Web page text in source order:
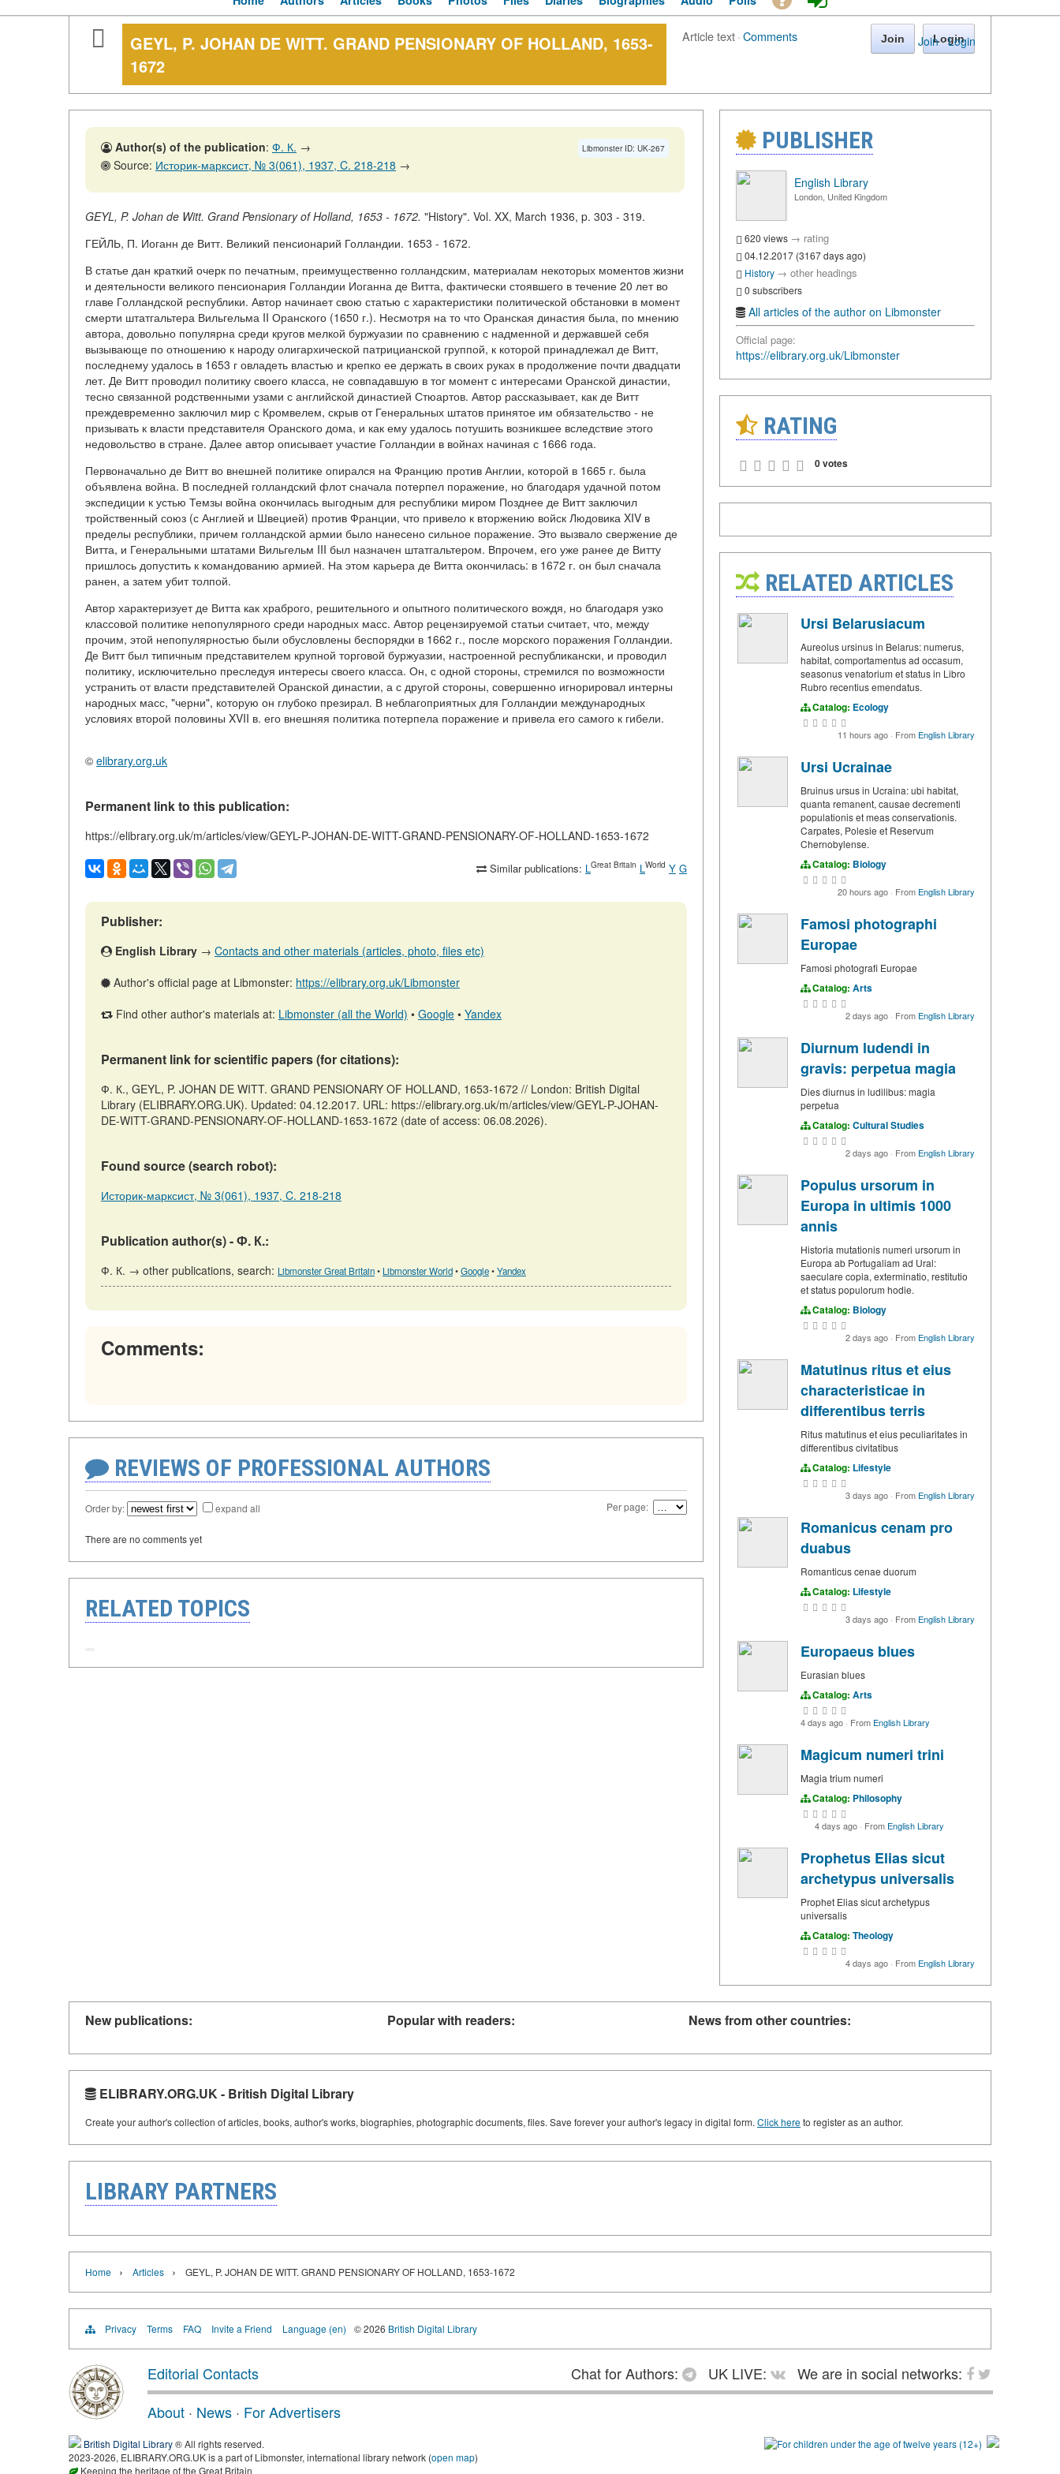
Join · Login
GEYL, P. JOHAN DE WITT. GRAND PENSIONARY OF HOLLAND, 1653-
1672
Article text·Comments Join Login
Libmonster ID: UK-267
Author(s) of the publication: Ф. К. →
Source: Историк-марксист, № 3(061), 1937, C. 218-218 →
GEYL, P. Johan de Witt. Grand Pensionary of Holland, 1653 - 1672. "History". Vol. XX, March 1936, p. 303 - 319.
ГЕЙЛЬ, П. Иоганн де Витт. Великий пенсионарий Голландии. 1653 - 1672.
В статье дан краткий очерк по печатным, преимущественно голландским, материалам некоторых моментов жизни
и деятельности великого пенсионария Голландии Иоганна де Витта, фактически стоявшего в течение 20 лет во
главе Голландской республики. Автор начинает свою статью с характеристики политической обстановки в момент
смерти штатгальтера Вильгельма II Оранского (1650 г.). Несмотря на то что Оранская династия была, по мнению
автора, довольно популярна среди кругов мелкой буржуазии по сравнению с надменной и державшей себя
вызывающе по отношению к народу олигархической патрицианской группой, к которой принадлежал де Витт,
последнему удалось в 1653 г овладеть властью и крепко ее держать в своих руках в продолжение почти двадцати
лет. Де Витт проводил политику своего класса, не совпадавшую в тог момент с интересами Оранской династии,
тесно связанной родственными узами с английской династией Стюартов. Автор рассказывает, как де Витт
преждевременно заключил мир с Кромвелем, скрыв от Генеральных штатов принятое им обязательство - не
призывать к власти представителя Оранского дома, и как ему удалось потушить возникшее вследствие этого
недовольство в стране. Далее автор описывает участие Голландии в войнах начиная с 1666 года.
Первоначально де Витт во внешней политике опирался на Францию против Англии, которой в 1665 г. была
объявлена война. В последней голландский флот сначала потерпел поражение, но благодаря удачной потом
экспедиции к устью Темзы война окончилась выгодным для республики миром Позднее де Витт заключил
тройственный союз (с Англией и Швецией) против Франции, что привело к вторжению войск Людовика XIV в
пределы республики, причем голландской армии было нанесено сильное поражение. Это вызвало свержение де
Витта, и Генеральными штатами Вильгельм III был назначен штатгальтером. Впрочем, его уже ранее де Витту
пришлось допустить к командованию армией. На этом карьера де Витта окончилась: в 1672 г. он был сначала
ранен, а затем убит толпой.
Автор характеризует де Витта как храброго, решительного и опытного политического вождя, но благодаря узко
классовой политике непопулярного среди народных масс. Автор рецензируемой статьи считает, что, между
прочим, этой непопулярностью были обусловлены беспорядки в 1662 г., после морского поражения Голландии.
Де Витт был типичным представителем крупной торговой буржуазии, настроенной республикански, и проводил
политику, исключительно преследуя интересы своего класса. Он, с одной стороны, стремился по возможности
устранить от власти представителей Оранской династии, а с другой стороны, совершенно игнорировал интерны
народных масс, "черни", которую он глубоко презирал. В неблагоприятных для Голландии международных
условиях второй половины XVII в. его внешняя политика потерпела поражение и привела его самого к гибели.
© elibrary.org.uk
Permanent link to this publication:
https://elibrary.org.uk/m/articles/view/GEYL-P-JOHAN-DE-WITT-GRAND-PENSIONARY-OF-HOLLAND-1653-1672
Similar publications: L Great Britain L World Y G
Publisher:
English Library → Contacts and other materials (articles, photo, files etc)
Author's official page at Libmonster: https://elibrary.org.uk/Libmonster
Find other author's materials at: Libmonster (all the World) • Google • Yandex
Permanent link for scientific papers (for citations):
Ф. К., GEYL, P. JOHAN DE WITT. GRAND PENSIONARY OF HOLLAND, 1653-1672 // London: British Digital
Library (ELIBRARY.ORG.UK). Updated: 04.12.2017. URL: https://elibrary.org.uk/m/articles/view/GEYL-P-JOHAN-
DE-WITT-GRAND-PENSIONARY-OF-HOLLAND-1653-1672 (date of access: 06.08.2026).
Found source (search robot):
Историк-марксист, № 3(061), 1937, C. 218-218
Publication author(s) - Ф. К.:
Ф. К. → other publications, search: Libmonster Great Britain• Libmonster World•Google•Yandex
Comments:
REVIEWS OF PROFESSIONAL AUTHORS
Order by: expand all Per page:
There are no comments yet
RELATED TOPICS
PUBLISHER
English Library
London, United Kingdom
620 views → rating
04.12.2017 (3167 days ago)
History → other headings
0 subscribers
All articles of the author on Libmonster
Official page:
https://elibrary.org.uk/Libmonster
RATING
0 votes
RELATED ARTICLES
Ursi Belarusiacum
Aureolus ursinus in Belarus: numerus,
habitat, comportamentus ad occasum,
seasonus venatorium et status in Libro
Rubro recentius emendatus.
Catalog: Ecology
11 hours ago · From English Library
Ursi Ucrainae
Bruinus ursus in Ucraina: ubi habitat,
quanta remanent, causae decrementi
populationis et meas conservationis.
Carpates, Polesie et Reservum
Chernobylense.
Catalog: Biology
20 hours ago · From English Library
Famosi photographi
Europae
Famosi photografi Europae
Catalog: Arts
2 days ago · From English Library
Diurnum ludendi in
gravis: perpetua magia
Dies diurnus in ludilibus: magia
perpetua
Catalog: Cultural Studies
2 days ago · From English Library
Populus ursorum in
Europa in ultimis 1000
annis
Historia mutationis numeri ursorum in
Europa ab Portugaliam ad Ural:
saeculare copia, exterminatio, restitutio
et status populorum hodie.
Catalog: Biology
2 days ago · From English Library
Matutinus ritus et eius
characteristicae in
differentibus terris
Ritus matutinus et eius peculiaritates in
differentibus civitatibus
Catalog: Lifestyle
3 days ago · From English Library
Romanicus cenam pro
duabus
Romanticus cenae duorum
Catalog: Lifestyle
3 days ago · From English Library
Europaeus blues
Eurasian blues
Catalog: Arts
4 days ago · From English Library
Magicum numeri trini
Magia trium numeri
Catalog: Philosophy
4 days ago · From English Library
Prophetus Elias sicut
archetypus universalis
Prophet Elias sicut archetypus
universalis
Catalog: Theology
4 days ago · From English Library
New publications: Popular with readers: News from other countries:
ELIBRARY.ORG.UK - British Digital Library
Create your author's collection of articles, books, author's works, biographies, photographic documents, files. Save forever your author's legacy in digital form. Click hereto register as an author.
LIBRARY PARTNERS
Home › Articles › GEYL, P. JOHAN DE WITT. GRAND PENSIONARY OF HOLLAND, 1653-1672
Privacy Terms FAQ Invite a Friend Language (en) © 2026 British Digital Library
Editorial Contacts Chat for Authors: UK LIVE:
We are in social networks:
About · News · For Advertisers
British Digital Library® All rights reserved.
2023-2026, ELIBRARY.ORG.UK is a part of Libmonster, international library network (open map)
Keeping the heritage of the Great Britain